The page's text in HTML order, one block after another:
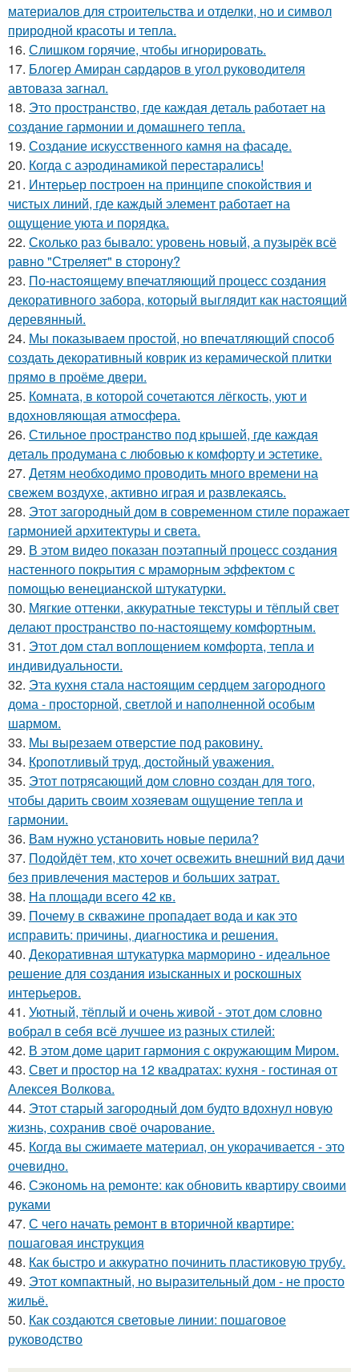
материалов для строительства и отделки, но и символ
природной красоты и тепла.
16. Слишком горячие, чтобы игнорировать.
17. Блогер Амиран сардаров в угол руководителя
автоваза загнал.
18. Это пространство, где каждая деталь работает на
создание гармонии и домашнего тепла.
19. Создание искусственного камня на фасаде.
20. Когда с аэродинамикой перестарались!
21. Интерьер построен на принципе спокойствия и
чистых линий, где каждый элемент работает на
ощущение уюта и порядка.
22. Сколько раз бывало: уровень новый, а пузырёк всё
равно "Стреляет" в сторону?
23. По-настоящему впечатляющий процесс создания
декоративного забора, который выглядит как настоящий
деревянный.
24. Мы показываем простой, но впечатляющий способ
создать декоративный коврик из керамической плитки
прямо в проёме двери.
25. Комната, в которой сочетаются лёгкость, уют и
вдохновляющая атмосфера.
26. Стильное пространство под крышей, где каждая
деталь продумана с любовью к комфорту и эстетике.
27. Детям необходимо проводить много времени на
свежем воздухе, активно играя и развлекаясь.
28. Этот загородный дом в современном стиле поражает
гармонией архитектуры и света.
29. В этом видео показан поэтапный процесс создания
настенного покрытия с мраморным эффектом с
помощью венецианской штукатурки.
30. Мягкие оттенки, аккуратные текстуры и тёплый свет
делают пространство по-настоящему комфортным.
31. Этот дом стал воплощением комфорта, тепла и
индивидуальности.
32. Эта кухня стала настоящим сердцем загородного
дома - просторной, светлой и наполненной особым
шармом.
33. Мы вырезаем отверстие под раковину.
34. Кропотливый труд, достойный уважения.
35. Этот потрясающий дом словно создан для того,
чтобы дарить своим хозяевам ощущение тепла и
гармонии.
36. Вам нужно установить новые перила?
37. Подойдёт тем, кто хочет освежить внешний вид дачи
без привлечения мастеров и больших затрат.
38. На площади всего 42 кв.
39. Почему в скважине пропадает вода и как это
исправить: причины, диагностика и решения.
40. Декоративная штукатурка марморино - идеальное
решение для создания изысканных и роскошных
интерьеров.
41. Уютный, тёплый и очень живой - этот дом словно
вобрал в себя всё лучшее из разных стилей:
42. В этом доме царит гармония с окружающим Миром.
43. Свет и простор на 12 квадратах: кухня - гостиная от
Алексея Волкова.
44. Этот старый загородный дом будто вдохнул новую
жизнь, сохранив своё очарование.
45. Когда вы сжимаете материал, он укорачивается - это
очевидно.
46. Сэкономь на ремонте: как обновить квартиру своими
руками
47. С чего начать ремонт в вторичной квартире:
пошаговая инструкция
48. Как быстро и аккуратно починить пластиковую трубу.
49. Этот компактный, но выразительный дом - не просто
жильё.
50. Как создаются световые линии: пошаговое
руководство